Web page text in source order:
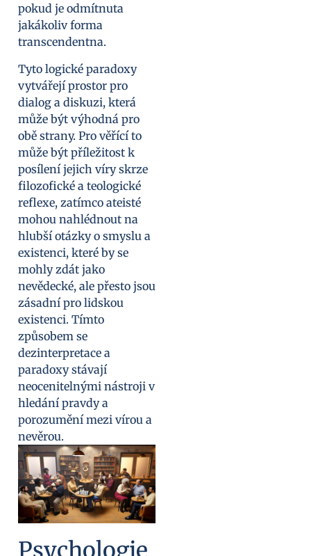
pokud je odmítnuta
jakákoliv forma
transcendentna.
Tyto logické paradoxy
vytvářejí prostor pro
dialog a diskuzi, která
může být výhodná pro
obě strany. Pro věřící to
může být příležitost k
posílení jejich víry skrze
filozofické a teologické
reflexe, zatímco ateisté
mohou nahlédnout na
hlubší otázky o smyslu a
existenci, které by se
mohly zdát jako
nevědecké, ale přesto jsou
zásadní pro lidskou
existenci. Tímto
způsobem se
dezinterpretace a
paradoxy stávají
neocenitelnými nástroji v
hledání pravdy a
porozumění mezi vírou a
nevěrou.